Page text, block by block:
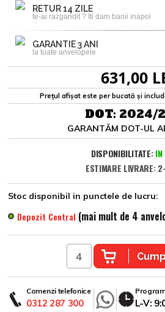
RETUR 14 ZILE
te-ai razgandit ? Iti dam banii inapoi
GARANTIE 3 ANI
la toate anvelopele
631,00
Prețul afișat este per bucată și
DOT: 2024/
GARANTĂM DOT-UL
DISPONIBILITATE: IN
ESTIMARE LIVRARE:
Stoc disponibil in punctele de lucru:
Depozit Central (mai mult de 4
Comenzi telefonice
0312 287 300 L-V: